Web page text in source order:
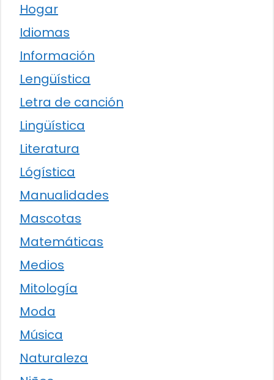
Hogar
Idiomas
Información
Lengüística
Letra de canción
Lingüística
Literatura
Lógística
Manualidades
Mascotas
Matemáticas
Medios
Mitología
Moda
Música
Naturaleza